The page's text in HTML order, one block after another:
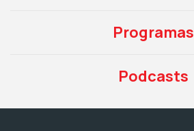
Programas
Podcasts